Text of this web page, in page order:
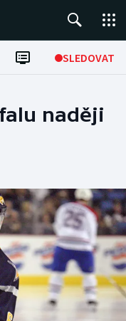
SLEDOVAT
naději